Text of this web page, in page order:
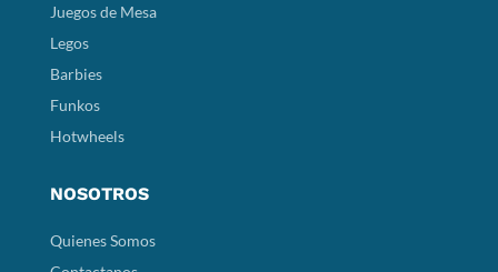
Juegos de Mesa
Legos
Barbies
Funkos
Hotwheels
NOSOTROS
Quienes Somos